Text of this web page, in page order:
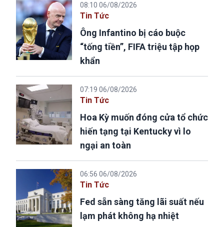
08:10 06/08/2026
Tin Tức
Ông Infantino bị cáo buộc
“tống tiền”, FIFA triệu tập họp
khẩn
07:19 06/08/2026
Tin Tức
Hoa Kỳ muốn đóng cửa tổ chức
hiến tạng tại Kentucky vì lo
ngại an toàn
06:56 06/08/2026
Tin Tức
Fed sẵn sàng tăng lãi suất nếu
lạm phát không hạ nhiệt